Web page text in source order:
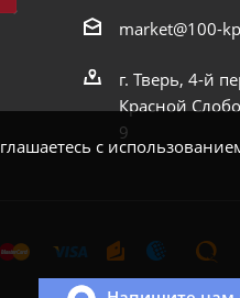
с
market@100-
г. Тверь, 4-й
Красной
9